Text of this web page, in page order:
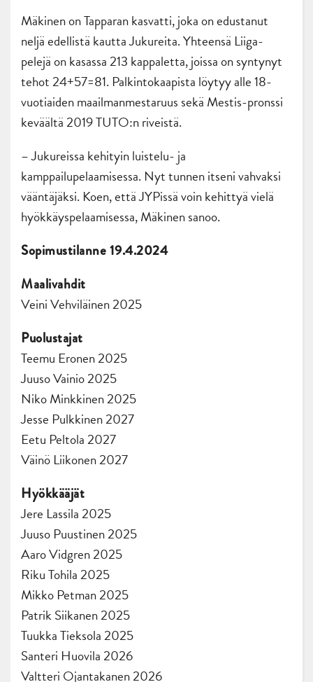
Mäkinen on Tapparan kasvatti, joka on edustanut
neljä edellistä kautta Jukureita. Yhteensä Liiga-
pelejä on kasassa 213 kappaletta, joissa on syntynyt
tehot 24+57=81. Palkintokaapista löytyy alle 18-
vuotiaiden maailmanmestaruus sekä Mestis-pronssi
keväältä 2019 TUTO:n riveistä.
– Jukureissa kehityin luistelu- ja
kamppailupelaamisessa. Nyt tunnen itseni vahvaksi
vääntäjäksi. Koen, että JYPissä voin kehittyä vielä
hyökkäyspelaamisessa, Mäkinen sanoo.
Sopimustilanne 19.4.2024
Maalivahdit
Veini Vehviläinen 2025
Puolustajat
Teemu Eronen 2025
Juuso Vainio 2025
Niko Minkkinen 2025
Jesse Pulkkinen 2027
Eetu Peltola 2027
Väinö Liikonen 2027
Hyökkääjät
Jere Lassila 2025
Juuso Puustinen 2025
Aaro Vidgren 2025
Riku Tohila 2025
Mikko Petman 2025
Patrik Siikanen 2025
Tuukka Tieksola 2025
Santeri Huovila 2026
Valtteri Ojantakanen 2026